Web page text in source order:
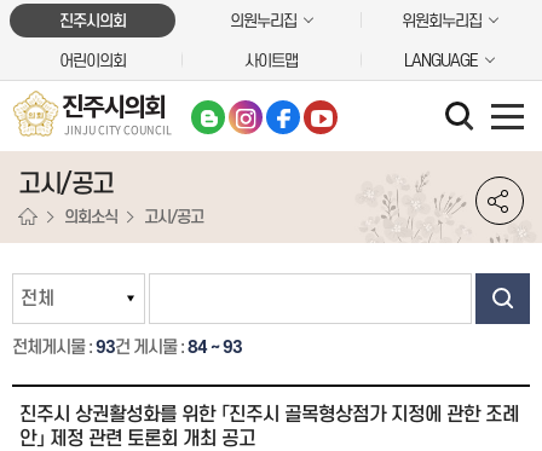
본문바로가기진주시의회 의원누리집 위원회누리집
어린이의회 사이트맵 LANGUAGE
진주시의회
JINJU CITY COUNCIL
고시/공고
의회소식 고시/공고
전체게시물 :93건 게시물 :84 ~ 93
진주시 상권활성화를 위한 「진주시 골목형상점가 지정에 관한 조례
안」 제정 관련 토론회 개최 공고